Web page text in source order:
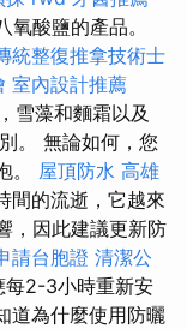
酸鹽的產品。
統整復推拿技術士
室內設計推薦
雪藻和麵霜以及
。 無論如何，您
。 屋頂防水 高雄
間的流逝，它越來
，因此建議更新防
請台胞證 清潔公
每2-3小時重新安
道為什麼使用防曬